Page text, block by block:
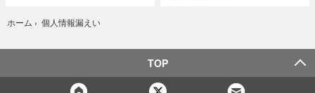
ホーム › 個人情報漏えい
TOP